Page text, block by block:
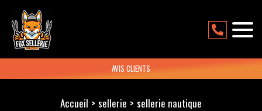
AVIS CLIENTS
Accueil sellerie sellerie nautique